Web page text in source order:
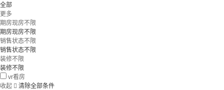
全部
更多
期房现房不限
期房现房不限
销售状态不限
销售状态不限
装修不限
装修不限
vr看房
收起  清除全部条件